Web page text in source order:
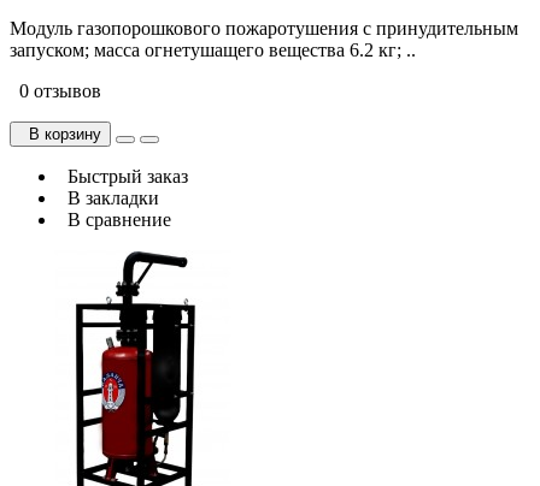
Модуль газопорошкового пожаротушения с принудительным
запуском; масса огнетушащего вещества 6.2 кг; ..
0 отзывов
В корзину
Быстрый заказ
В закладки
В сравнение